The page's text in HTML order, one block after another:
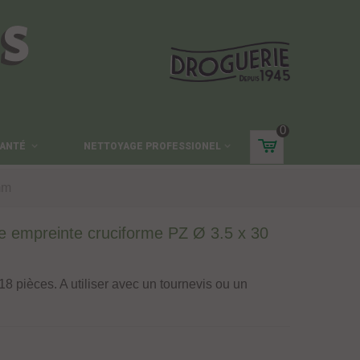
NETTOYAGE PROFESSIONEL
0
empreinte cruciforme PZ Ø 3.5 x 30
pièces. A utiliser avec un tournevis ou un